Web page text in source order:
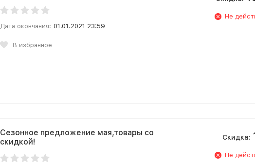
Дата окончания: 01.01.2021 23:59
В избранное
Не
Сезонное предложение мая,товары со
скидкой!
Скидка:
Не